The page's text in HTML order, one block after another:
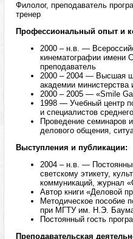
Филолог, преподаватель
тренер
Профессиональный опыт и
2000 – н.в. —
кинематографии имени
преподаватель
2000 – 2004 — Высшая
академии министерства
2000 – 2005 — «Smile
1998 — Учебный центр
и специалистов
Проведение семинаров
делового общения,
Выступления и публикации:
2004 – н.в. —
светскому этикету,
коммуникаций, журнал
Автор книги «Деловой
Методическое пособие
при МГТУ им. Н.Э.
Постоянный гость
Преподавательская